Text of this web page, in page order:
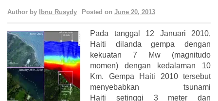
Author by Ibnu Rusydy Posted on June 20, 2013
Pada tanggal 12 Januari 2010,
Haiti dilanda gempa dengan
kekuatan 7 Mw (magnitudo
momen) dengan kedalaman 10
Km. Gempa Haiti 2010 tersebut
menyebabkan tsunami
Haiti setinggi 3 meter dan